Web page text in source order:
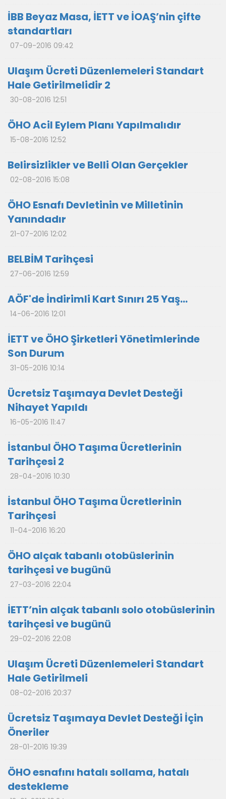
İBB Beyaz Masa, İETT ve İOAŞ’nin çifte
standartları
07-09-2016 09:42
Ulaşım Ücreti Düzenlemeleri Standart
Hale Getirilmelidir 2
30-08-2016 12:51
ÖHO Acil Eylem Planı Yapılmalıdır
15-08-2016 12:52
Belirsizlikler ve Belli Olan Gerçekler
02-08-2016 15:08
ÖHO Esnafı Devletinin ve Milletinin
Yanındadır
21-07-2016 12:02
BELBİM Tarihçesi
27-06-2016 12:59
AÖF'de İndirimli Kart Sınırı 25 Yaş...
14-06-2016 12:01
İETT ve ÖHO Şirketleri Yönetimlerinde
Son Durum
31-05-2016 10:14
Ücretsiz Taşımaya Devlet Desteği
Nihayet Yapıldı
16-05-2016 11:47
İstanbul ÖHO Taşıma Ücretlerinin
Tarihçesi 2
28-04-2016 10:30
İstanbul ÖHO Taşıma Ücretlerinin
Tarihçesi
11-04-2016 16:20
ÖHO alçak tabanlı otobüslerinin
tarihçesi ve bugünü
27-03-2016 22:04
İETT’nin alçak tabanlı solo otobüslerinin
tarihçesi ve bugünü
29-02-2016 22:08
Ulaşım Ücreti Düzenlemeleri Standart
Hale Getirilmeli
08-02-2016 20:37
Ücretsiz Taşımaya Devlet Desteği İçin
Öneriler
28-01-2016 19:39
ÖHO esnafını hatalı sollama, hatalı
destekleme